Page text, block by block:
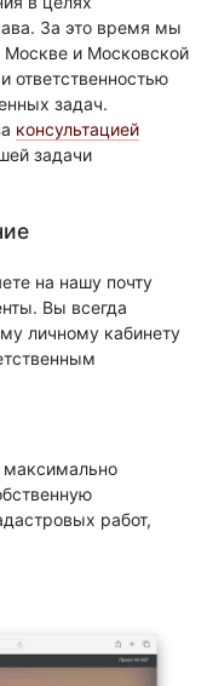
За это время мы
Москве и Московской
ответственностью
задач.
консультацией
задачи
на нашу почту
Вы всегда
личному кабинету
максимально
работ,